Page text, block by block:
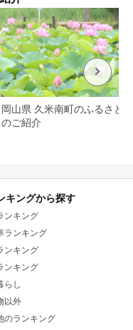
岡山県 久米南町のふるさと
のご紹介
キングから探す
ンキング
ランキング
ンキング
ンキング
らし
以外
のランキング